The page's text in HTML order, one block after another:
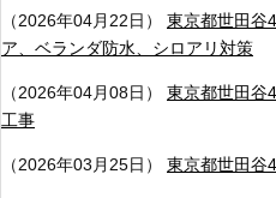
（2026年04月22日） 東京都世田谷
ア、ベランダ防水、シロアリ対策
（2026年04月08日） 東京都世田谷
工事
（2026年03月25日） 東京都世田谷